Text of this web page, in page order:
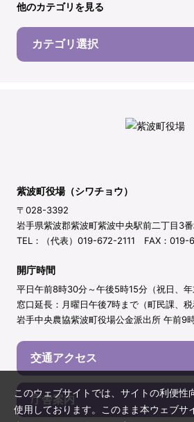
他のカテゴリを見る
カテゴリ選択
紫波町役場（シワチョウ）
〒028-3392
岩手県紫波郡紫波町紫波中央駅前二丁目3番
TEL：（代表）019-672-2111 FAX：019-
開庁時間
平日午前8時30分～午後5時15分（祝日、年
窓口延長：月曜日午後7時まで（町民課、税
岩手中央農協紫波町役場公金派出所 午前9
交通アクセス
庁舎案内
このウェブサイトでは、サイトの利便性
使用しております。このまま本ウェブサ